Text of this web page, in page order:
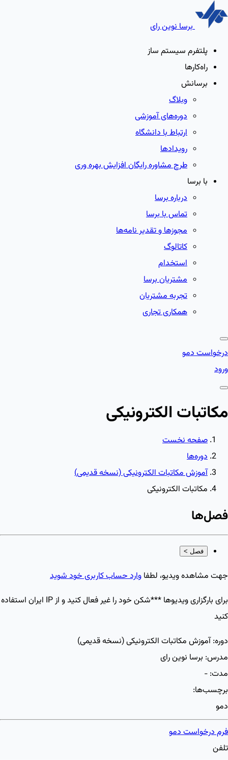
برسا نوین رای
پلتفرم سیستم ساز
راه‌کارها
برسانش
وبلاگ
دوره‌های آموزشی
ارتباط با دانشگاه
رویدادها
طرح مشاوره رایگان افزایش بهره وری
با برسا
درباره برسا
تماس با برسا
مجوزها و تقدیر نامه‌ها
کاتالوگ
استخدام
مشتریان برسا
تجربه مشتریان
همکاری تجاری
درخواست دمو
ورود
مکاتبات الکترونیکی
صفحه نخست
دوره‌ها
آموزش مکاتبات الکترونیکی (نسخه قدیمی)
مکاتبات الکترونیکی
فصل‌ها
فصل >
جهت مشاهده ویدیو، لطفا وارد حساب کاربری خود شوید
برای بارگزاری ویدیو‌ها ***شکن خود را غیر فعال کنید و از IP ایران استفاده
کنید
دوره:آموزش مکاتبات الکترونیکی (نسخه قدیمی)
مدرس: برسا نوین رای
مدت: -
برچسب‌ها:
دمو
فرم درخواست دمو
تلفن